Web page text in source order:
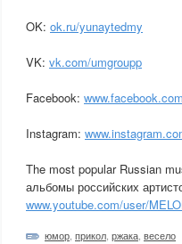
OK: ok.ru/yunaytedmy
VK: vk.com/umgroupp
Facebook:
Instagram:
The most popular Russian
альбомы российских
www.youtube.com/user/
юмор прикол ржака весело